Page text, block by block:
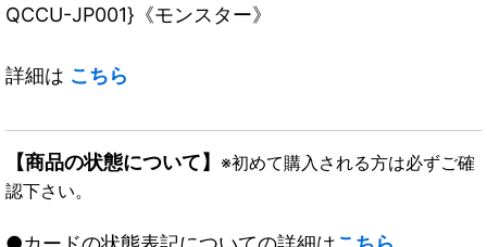
QCCU-JP001}《モンスター》
詳細は こちら
【商品の状態について】 ※初めて購入される方は必ずご確
認下さい。